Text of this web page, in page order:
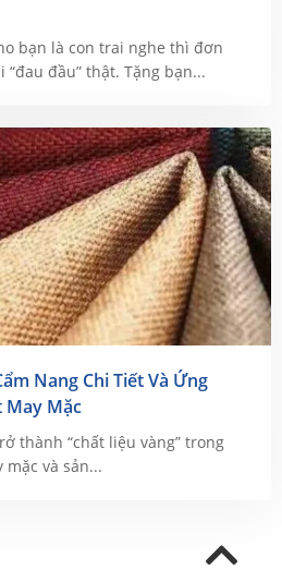
bạn là con trai nghe thì đơn
đầu” thật. Tặng bạn...
Nang Chi Tiết Và Ứng
May Mặc
thành “chất liệu vàng” trong
và sản...